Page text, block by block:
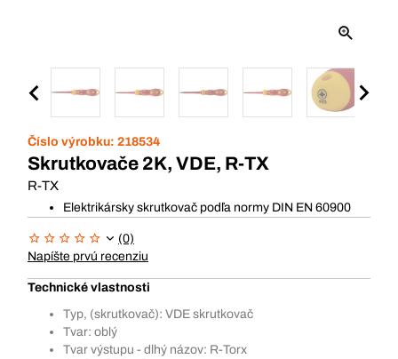
Číslo výrobku: 218534
Skrutkovače 2K, VDE, R-TX
R-TX
Elektrikársky skrutkovač podľa normy DIN EN 60900
(0)
Napíšte prvú recenziu
Technické vlastnosti
Typ, (skrutkovač): VDE skrutkovač
Tvar: oblý
Tvar výstupu - dlhý názov: R-Torx